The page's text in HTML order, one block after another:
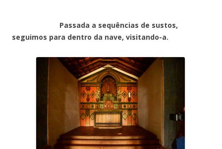
Passada a sequências de sustos,
seguimos para dentro da nave, visitando-a.